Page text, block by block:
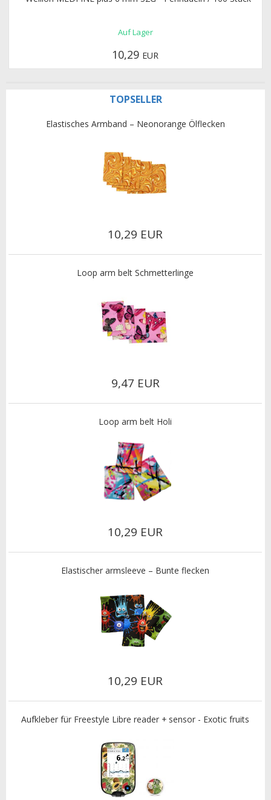
Auf Lager
10,29 EUR
TOPSELLER
Elastisches Armband – Neonorange Ölflecken
10,29 EUR
Loop arm belt Schmetterlinge
9,47 EUR
Loop arm belt Holi
10,29 EUR
Elastischer armsleeve – Bunte flecken
10,29 EUR
Aufkleber für Freestyle Libre reader + sensor - Exotic fruits